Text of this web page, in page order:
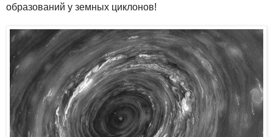
образований у земных циклонов!